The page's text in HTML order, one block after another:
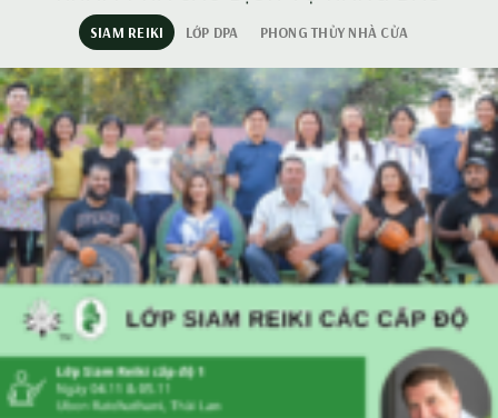
SIAM REIKI LỚP DPA PHONG THỦY NHÀ CỬA